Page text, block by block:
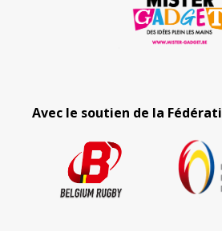
Avec le soutien de la